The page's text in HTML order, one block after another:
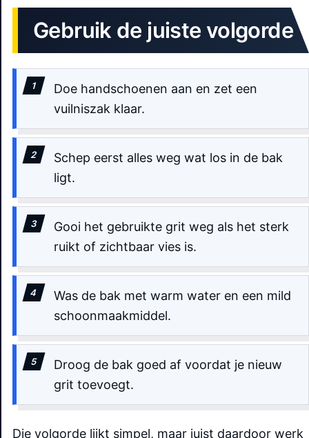
Gebruik de juiste volgorde
Doe handschoenen aan en zet een
vuilniszak klaar.
Schep eerst alles weg wat los in de bak
ligt.
Gooi het gebruikte grit weg als het sterk
ruikt of zichtbaar vies is.
Was de bak met warm water en een mild
schoonmaakmiddel.
Droog de bak goed af voordat je nieuw
grit toevoegt.
Die volgorde lijkt simpel, maar juist daardoor werk